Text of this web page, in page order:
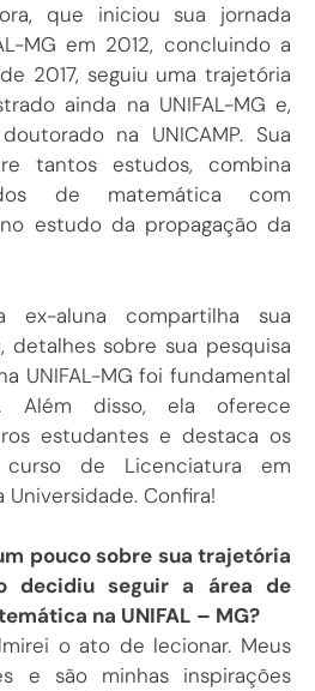
que iniciou sua jornada
MG em 2012, concluindo a
2017, seguiu uma trajetória
ainda na UNIFAL-MG e,
na UNICAMP. Sua
tantos estudos, combina
de matemática com
estudo da propagação da
ex-aluna compartilha sua
detalhes sobre sua pesquisa
UNIFAL-MG foi fundamental
Além disso, ela oferece
estudantes e destaca os
de Licenciatura em
Confira!
pouco sobre sua trajetória
decidiu seguir a área de
na UNIFAL – MG?
o ato de lecionar. Meus
e são minhas inspirações